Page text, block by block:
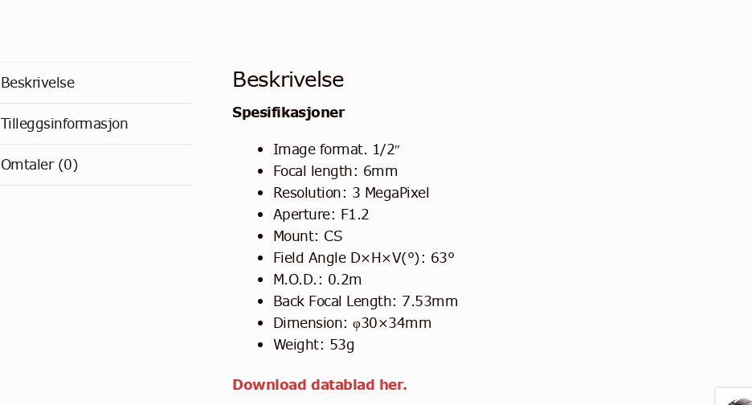
Beskrivelse
Tilleggsinformasjon
Omtaler (0)
Beskrivelse
Spesifikasjoner
Image format. 1/2″
Focal length: 6mm
Resolution: 3 MegaPixel
Aperture: F1.2
Mount: CS
Field Angle D×H×V(°): 63°
M.O.D.: 0.2m
Back Focal Length: 7.53mm
Dimension: φ30×34mm
Weight: 53g
Download datablad her.